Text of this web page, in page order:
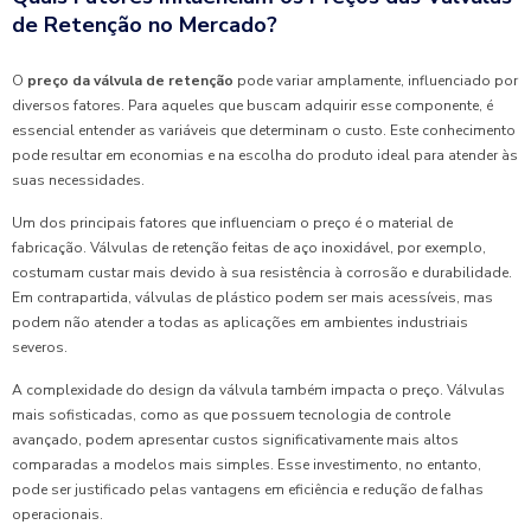
de Retenção no Mercado?
O preço da válvula de retenção pode variar amplamente, influenciado por
diversos fatores. Para aqueles que buscam adquirir esse componente, é
essencial entender as variáveis que determinam o custo. Este conhecimento
pode resultar em economias e na escolha do produto ideal para atender às
suas necessidades.
Um dos principais fatores que influenciam o preço é o material de
fabricação. Válvulas de retenção feitas de aço inoxidável, por exemplo,
costumam custar mais devido à sua resistência à corrosão e durabilidade.
Em contrapartida, válvulas de plástico podem ser mais acessíveis, mas
podem não atender a todas as aplicações em ambientes industriais
severos.
A complexidade do design da válvula também impacta o preço. Válvulas
mais sofisticadas, como as que possuem tecnologia de controle
avançado, podem apresentar custos significativamente mais altos
comparadas a modelos mais simples. Esse investimento, no entanto,
pode ser justificado pelas vantagens em eficiência e redução de falhas
operacionais.